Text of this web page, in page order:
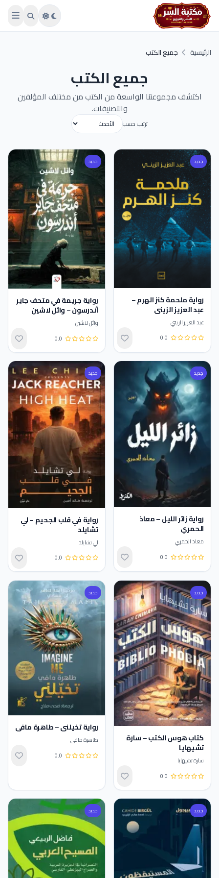
Skip to main content
الرئيسية جميع الكتب
جميع الكتب
اكتشف مجموعتنا الواسعة من الكتب من مختلف المؤلفين
والتصنيفات.
ترتيب حسب
جديد
رواية ملحمة كنز الهرم –
عبد العزيز الزيني
عبد العزيز الزيني
تقييم 0.0 من 5 0.0
جديد
رواية جريمة في متحف جاير
أندرسون – وائل لاشين
وائل لاشين
تقييم 0.0 من 5 0.0
جديد
رواية زائر الليل – معاذ
الحمري
معاذ الحمري
تقييم 0.0 من 5 0.0
جديد
رواية في قلب الجحيم – لي
تشايلد
لي تشايلد
تقييم 0.0 من 5 0.0
جديد
كتاب هوس الكتب – سارة
تشيهايا
سارة تشيهايا
تقييم 0.0 من 5 0.0
جديد
رواية تخيلني – طاهرة مافي
طاهرة مافي
تقييم 0.0 من 5 0.0
جديد جديد